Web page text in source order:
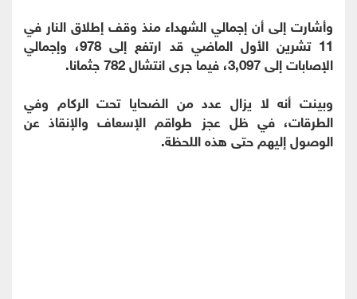
وأشارت إلى أن إجمالي الشهداء منذ وقف إطلاق النار في
11 تشرين الأول الماضي قد ارتفع إلى 978، وإجمالي
الإصابات إلى 3,097، فيما جرى انتشال 782 جثمانا.
وبينت أنه لا يزال عدد من الضحايا تحت الركام وفي
الطرقات، في ظل عجز طواقم الإسعاف والإنقاذ عن
الوصول إليهم حتى هذه اللحظة.